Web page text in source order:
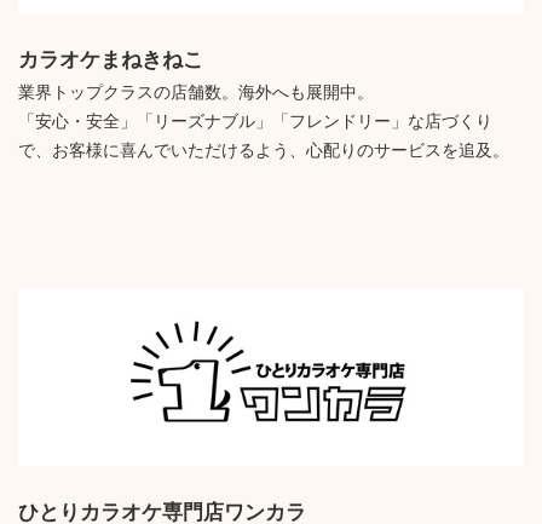
カラオケまねきねこ
業界トップクラスの店舗数。海外へも展開中。
「安心・安全」「リーズナブル」「フレンドリー」な店づくり
で、お客様に喜んでいただけるよう、心配りのサービスを追及。
ひとりカラオケ専門店ワンカラ